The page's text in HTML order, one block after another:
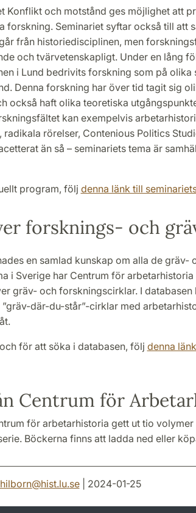
Konflikt och motstånd ges möjlighet att
forskning. Seminariet syftar också till att
från historiedisciplinen, men
och tvärvetenskapligt. Under en lång
i Lund bedrivits forskning som på olika
Denna forskning har över tid tagit sig
också haft olika teoretiska
kan exempelvis
radikala rörelser, Contenious Politics
än så – seminariets tema är
program, följ denna länk till
forsknings- och
en samlad kunskap om alla de gräv-
i Sverige har Centrum för
gräv- och forskningscirklar. I
där-du-står”-cirklar med
för att söka i databasen, följ denna
Centrum för
för arbetarhistoria gett ut tio
Böckerna finns att ladda ned eller
@hist.lu.se| 2024-01-25